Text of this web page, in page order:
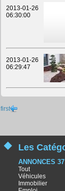
2013-01-26
06:30:00
2013-01-26
06:29:47
first
Les
ANNONCES 37
Tout
Véhicules
Immobilier